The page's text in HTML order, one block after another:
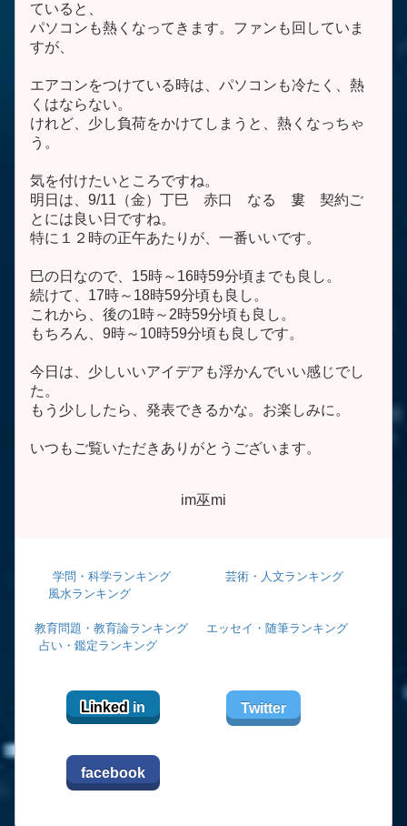
ていると、
パソコンも熱くなってきます。ファンも回していま
すが、
エアコンをつけている時は、パソコンも冷たく、熱
くはならない。
けれど、少し負荷をかけてしまうと、熱くなっちゃ
う。
気を付けたいところですね。
明日は、9/11（金）丁巳 赤口 なる 婁 契約ご
とには良い日ですね。
特に１２時の正午あたりが、一番いいです。
巳の日なので、15時～16時59分頃までも良し。
続けて、17時～18時59分頃も良し。
これから、後の1時～2時59分頃も良し。
もちろん、9時～10時59分頃も良しです。
今日は、少しいいアイデアも浮かんでいい感じでし
た。
もう少ししたら、発表できるかな。お楽しみに。
いつもご覧いただきありがとうございます。
im巫mi
学問・科学ランキング
芸術・人文ランキング
風水ランキング
教育問題・教育論ランキング
エッセイ・随筆ランキング
占い・鑑定ランキング
Linked in Twitter
facebook